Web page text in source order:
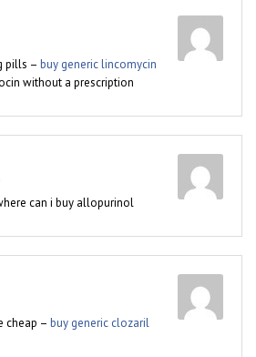
pills – buy generic lincomycin
without a prescription
can i buy allopurinol
cheap – buy generic clozaril